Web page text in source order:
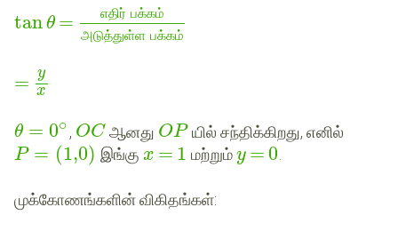
tanθ = எதிர் பக்கம்
அடுத்துள்ள பக்கம்
= y
x
θ = 0∘, OCஆனது OPயில் சந்திக்கிறது, எனில்
P = (1,0) இங்கு x = 1 மற்றும்y = 0
முக்கோணங்களின் விகிதங்கள்: